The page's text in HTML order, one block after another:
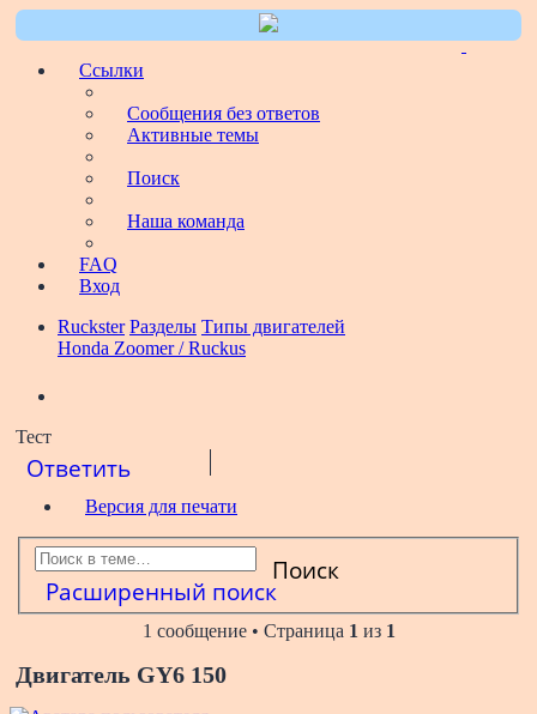
Ссылки
Сообщения без ответов
Активные темы
Поиск
Наша команда
FAQ
Вход
Ruckster Разделы Типы двигателей
Honda Zoomer / Ruckus
Тест
Ответить
Версия для печати
Поиск
Расширенный поиск
1 сообщение • Страница 1 из 1
Двигатель GY6 150
Цитата